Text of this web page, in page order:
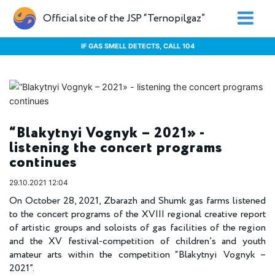
Official site of the JSP “Ternopilgaz”
IF GAS SMELL DETECTS, CALL 104
“Blakytnyi Vognyk – 2021» -
listening the concert programs
continues
29.10.2021 12:04
On October 28, 2021, Zbarazh and Shumk gas farms listened
to the concert programs of the XVIII regional creative report
of artistic groups and soloists of gas facilities of the region
and the XV festival-competition of children’s and youth
amateur arts within the competition “Blakytnyi Vognyk –
2021”.